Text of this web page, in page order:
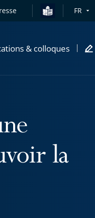
FR
& colloques
la